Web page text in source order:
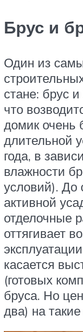
Брус и
Один из
стане: брус
что
домик
длительной
года, в
влажности
условий). До
активной
отделочные
оттягивает
касается
(готовых
бруса. Но
два) на